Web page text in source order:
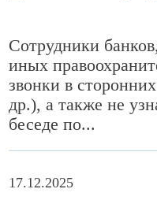
Сотрудники
иных
звонки в
др.), а также не
беседе по...
17.12.2025